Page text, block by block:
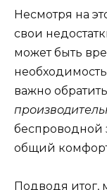
Несмотря на
свои
может быть
важно
беспроводной
общий комфорт
Подводя итог,